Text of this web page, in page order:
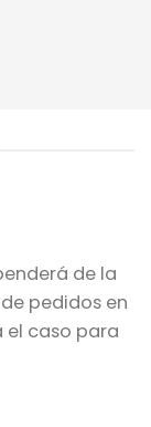
de la
pedidos en
el caso para